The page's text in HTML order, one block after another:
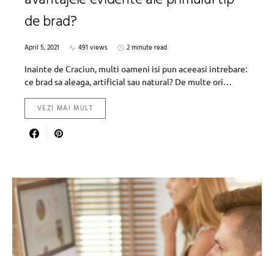
de brad?
April 5, 2021 491 views
2 minute read
Inainte de Craciun, multi oameni isi pun aceeasi intrebare:
ce brad sa aleaga, artificial sau natural? De multe ori…
VEZI MAI MULT